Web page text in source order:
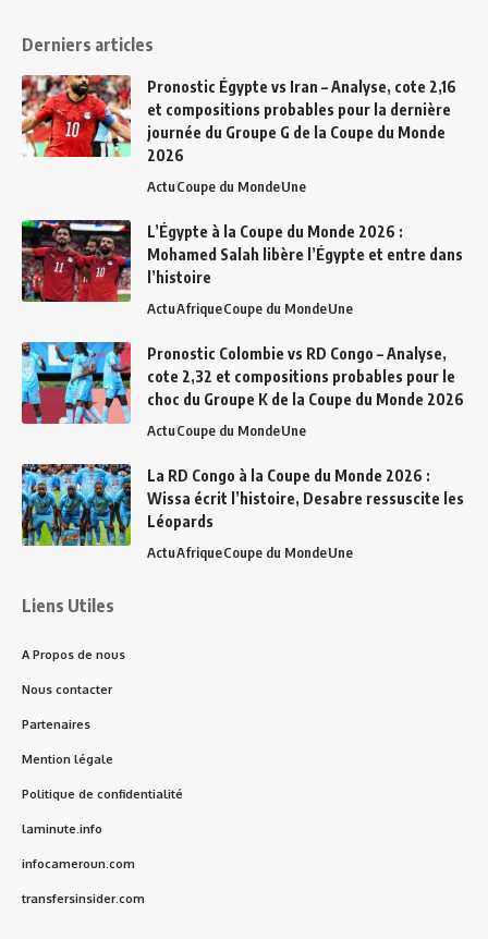
Derniers articles
Pronostic Égypte vs Iran – Analyse, cote 2,16
et compositions probables pour la dernière
journée du Groupe G de la Coupe du Monde
2026
ActuCoupe du MondeUne
L’Égypte à la Coupe du Monde 2026 :
Mohamed Salah libère l’Égypte et entre dans
l’histoire
ActuAfriqueCoupe du MondeUne
Pronostic Colombie vs RD Congo – Analyse,
cote 2,32 et compositions probables pour le
choc du Groupe K de la Coupe du Monde 2026
ActuCoupe du MondeUne
La RD Congo à la Coupe du Monde 2026 :
Wissa écrit l’histoire, Desabre ressuscite les
Léopards
ActuAfriqueCoupe du MondeUne
Liens Utiles
A Propos de nous
Nous contacter
Partenaires
Mention légale
Politique de confidentialité
laminute.info
infocameroun.com
transfersinsider.com